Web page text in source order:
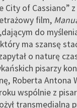
City of Cassiano”
film,
do
ma szansę
o naturę
pisarzy
Roberta Antona
wspólnie z
transmedialną